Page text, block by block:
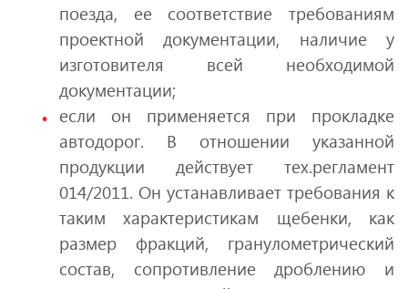
поезда, ее соответствие требованиям
проектной документации, наличие у
изготовителя всей необходимой
документации;
если он применяется при прокладке
автодорог. В отношении указанной
продукции действует тех.регламент
014/2011. Он устанавливает требования к
таким характеристикам щебенки, как
размер фракций, гранулометрический
состав, сопротивление дроблению и